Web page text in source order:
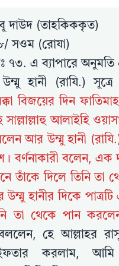
দাউদ (তাহকিককৃত)
সওম (রোযা)
৭৩. এ ব্যাপারে অনুমতি
উম্মু হানী (রাযি.) সূত্রে
বিজয়ের দিন
সাল্লাল্লাহু আলাইহি
আর উম্মু হানী
বর্ণনাকারী বলেন, এক
তাঁকে দিলে তিনি তা
হানীর দিকে পাত্রটি
তা থেকে পান
বললেন, হে আল্লাহর
করলাম,